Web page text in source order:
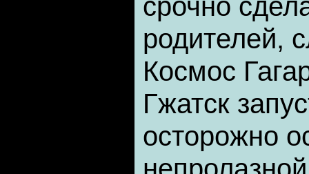
родителей,
Космос
Гжатск
осторожно